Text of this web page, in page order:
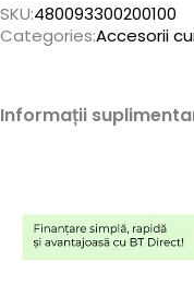
SKU:480093300200100
Categories:Accesorii
Informații